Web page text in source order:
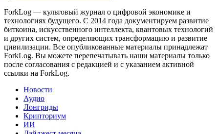
ForkLog — культовый журнал о цифровой экономике и
технологиях будущего. С 2014 года документируем развитие
биткоина, искусственного интеллекта, квантовых технологий
и других систем, определяющих трансформацию и развитие
цивилизации. Все опубликованные материалы принадлежат
ForkLog. Вы можете перепечатывать наши материалы только
после согласования с редакцией и с указанием активной
ссылки на ForkLog.
Новости
Аудио
Лонгриды
Крипториум
ИИ